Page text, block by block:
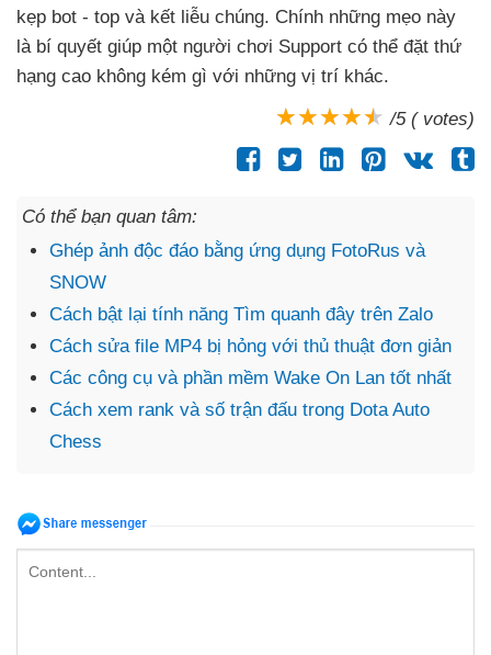
kẹp bot - top và kết liễu chúng. Chính những mẹo này
là bí quyết giúp một người chơi Support có thể đặt thứ
hạng cao không kém gì với những vị trí khác.
/5 ( votes)
Có thể bạn quan tâm:
Ghép ảnh độc đáo bằng ứng dụng FotoRus và
SNOW
Cách bật lại tính năng Tìm quanh đây trên Zalo
Cách sửa file MP4 bị hỏng với thủ thuật đơn giản
Các công cụ và phần mềm Wake On Lan tốt nhất
Cách xem rank và số trận đấu trong Dota Auto
Chess